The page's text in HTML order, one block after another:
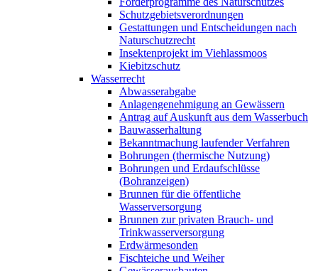
Schutzgebietsverordnungen
Gestattungen und Entscheidungen nach
Naturschutzrecht
Insektenprojekt im Viehlassmoos
Kiebitzschutz
Wasserrecht
Abwasserabgabe
Anlagengenehmigung an Gewässern
Antrag auf Auskunft aus dem Wasserbuch
Bauwasserhaltung
Bekanntmachung laufender Verfahren
Bohrungen (thermische Nutzung)
Bohrungen und Erdaufschlüsse
(Bohranzeigen)
Brunnen für die öffentliche
Wasserversorgung
Brunnen zur privaten Brauch- und
Trinkwasserversorgung
Erdwärmesonden
Fischteiche und Weiher